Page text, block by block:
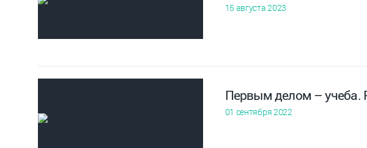
15 августа 2023
Первым делом – учеба.
01 сентября 2022